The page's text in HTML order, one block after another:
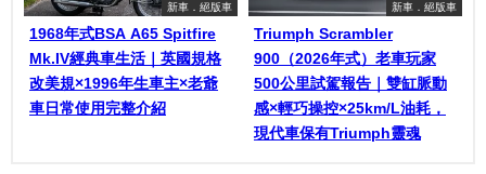
新車．絕版車
1968年式BSA A65 Spitfire
Mk.IV經典車生活｜英國規格
改美規×1996年生車主×老爺
車日常使用完整介紹
新車．絕版車
Triumph Scrambler
900（2026年式）老車玩家
500公里試駕報告｜雙缸脈動
感×輕巧操控×25km/L油耗，
現代車保有Triumph靈魂